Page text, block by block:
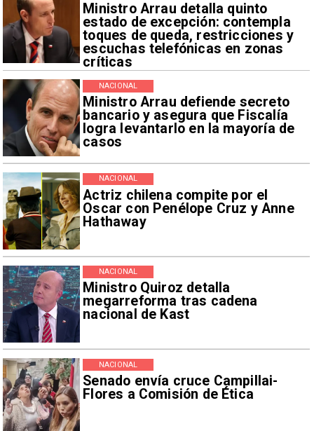
Ministro Arrau detalla quinto
estado de excepción: contempla
toques de queda, restricciones y
escuchas telefónicas en zonas
críticas
Ministro Arrau defiende secreto
bancario y asegura que Fiscalía
logra levantarlo en la mayoría de
casos
NACIONAL
Actriz chilena compite por el
Oscar con Penélope Cruz y Anne
Hathaway
NACIONAL
Ministro Quiroz detalla
megarreforma tras cadena
nacional de Kast
NACIONAL
Senado envía cruce Campillai-
Flores a Comisión de Ética
NACIONAL